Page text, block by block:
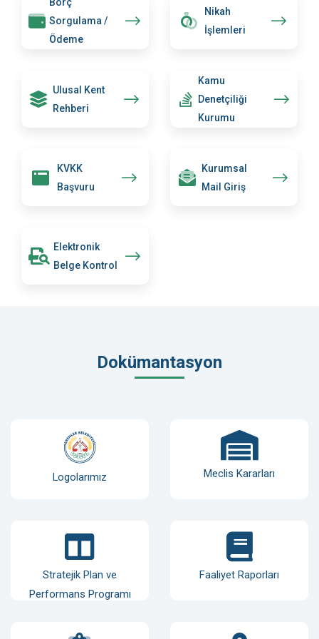
10.03.2025
Detay
6 adet taşınmazın kiralanması için
Encümen huzurunda ihale yapılacaktır.
Detay
Devlet İhale Kanununun 45. Maddesine göre
"Açık Teklif ...
Detay
UYGULAMA İMAR PLANI
düzenleme
Sorgulama /
Ödeme
Nikah
İşlemleri
Ulusal Kent
Rehberi
Kamu
Denetçiliği
Kurumu
KVKK
Başvuru
Kurumsal
Mail Giriş
Elektronik
Belge Kontrol
Dokümantasyon
Logolarımız Meclis Kararları
Stratejik Plan ve
Performans Programı
Faaliyet Raporları